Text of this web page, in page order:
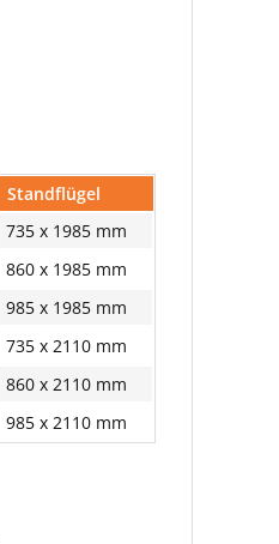
Standflügel
735 x 1985 mm
860 x 1985 mm
985 x 1985 mm
735 x 2110 mm
860 x 2110 mm
985 x 2110 mm